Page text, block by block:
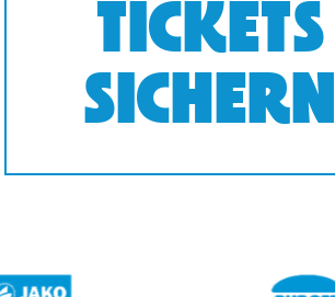
TICKETS
SICHERN